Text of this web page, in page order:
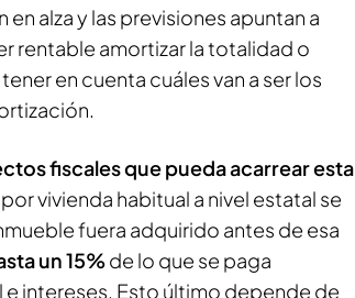
alza y las previsiones apuntan a
rentable amortizar la totalidad o
en cuenta cuáles van a ser los
fiscales que pueda acarrear esta
vivienda habitual a nivel estatal se
fuera adquirido antes de esa
un 15%de lo que se paga
intereses. Esto último depende de